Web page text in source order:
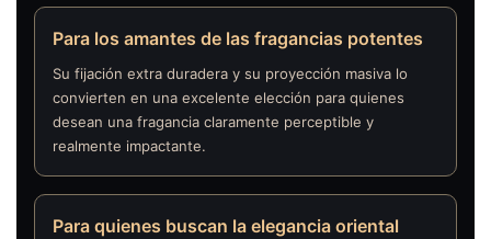
Para los amantes de las fragancias potentes
Su fijación extra duradera y su proyección masiva lo
convierten en una excelente elección para quienes
desean una fragancia claramente perceptible y
realmente impactante.
Para quienes buscan la elegancia oriental